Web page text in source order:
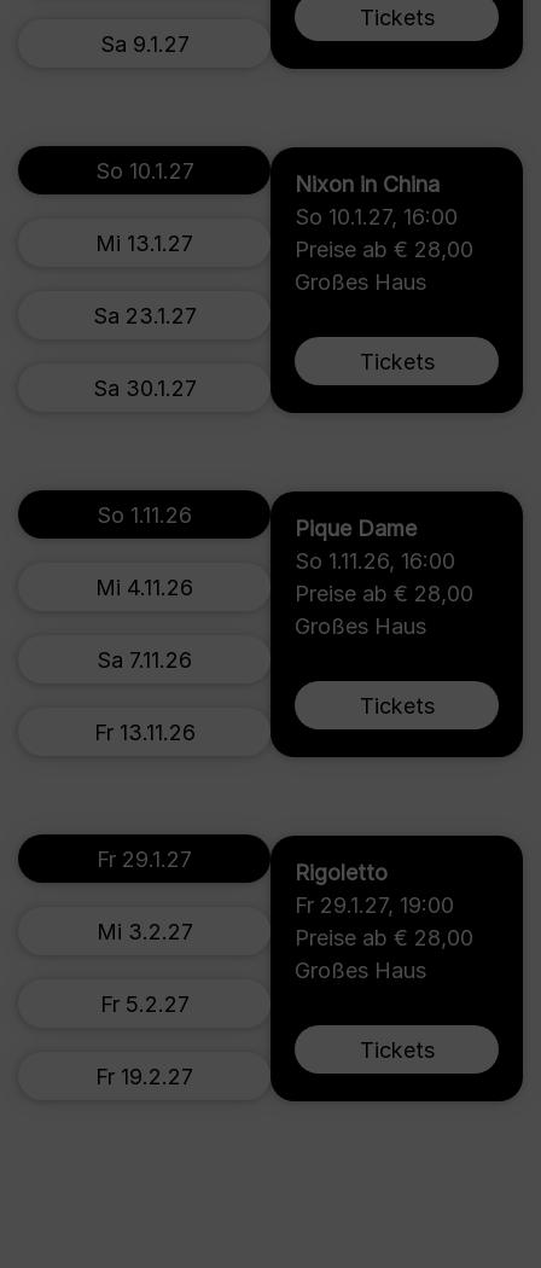
Tickets
Sa 9.1.27
Nixon in China
So 10.1.27, 16:00
Preise ab € 28,00
Großes Haus
Tickets
So 10.1.27
Mi 13.1.27
Sa 23.1.27
Sa 30.1.27
Pique Dame
So 1.11.26, 16:00
Preise ab € 28,00
Großes Haus
Tickets
So 1.11.26
Mi 4.11.26
Sa 7.11.26
Fr 13.11.26
Rigoletto
Fr 29.1.27, 19:00
Preise ab € 28,00
Großes Haus
Tickets
Fr 29.1.27
Mi 3.2.27
Fr 5.2.27
Fr 19.2.27